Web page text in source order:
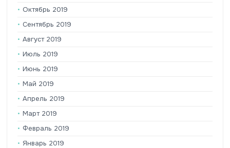
Октябрь 2019
Сентябрь 2019
Август 2019
Июль 2019
Июнь 2019
Май 2019
Апрель 2019
Март 2019
Февраль 2019
Январь 2019